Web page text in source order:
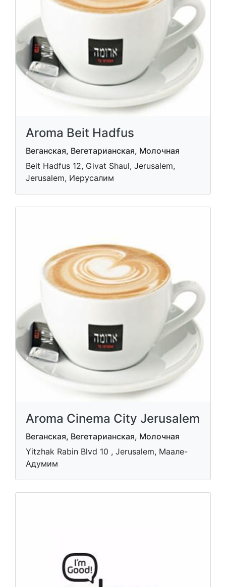
Aroma Beit Hadfus
Веганская, Вегетарианская, Молочная
Beit Hadfus 12, Givat Shaul, Jerusalem,
Jerusalem, Иерусалим
Aroma Cinema City Jerusalem
Веганская, Вегетарианская, Молочная
Yitzhak Rabin Blvd 10 , Jerusalem, Маале-
Адумим